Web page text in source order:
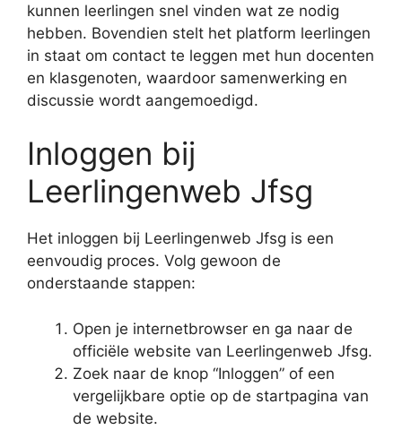
kunnen leerlingen snel vinden wat ze nodig
hebben. Bovendien stelt het platform leerlingen
in staat om contact te leggen met hun docenten
en klasgenoten, waardoor samenwerking en
discussie wordt aangemoedigd.
Inloggen bij
Leerlingenweb Jfsg
Het inloggen bij Leerlingenweb Jfsg is een
eenvoudig proces. Volg gewoon de
onderstaande stappen:
Open je internetbrowser en ga naar de
officiële website van Leerlingenweb Jfsg.
Zoek naar de knop “Inloggen” of een
vergelijkbare optie op de startpagina van
de website.